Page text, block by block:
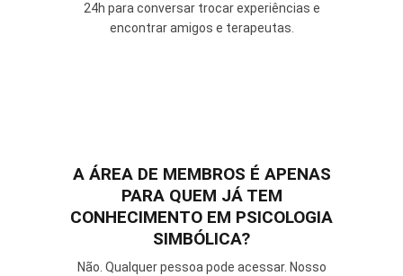
24h para conversar trocar experiências e
encontrar amigos e terapeutas.
A ÁREA DE MEMBROS É APENAS
PARA QUEM JÁ TEM
CONHECIMENTO EM PSICOLOGIA
SIMBÓLICA?
Não. Qualquer pessoa pode acessar. Nosso